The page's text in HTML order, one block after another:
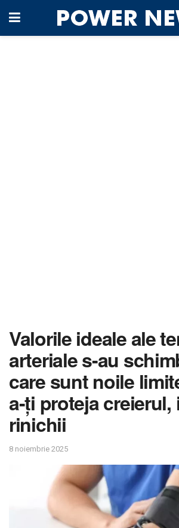
Valorile ideale ale
arteriale s-au
care sunt noile
a-ți proteja creierul,
rinichii
8 noiembrie 2025